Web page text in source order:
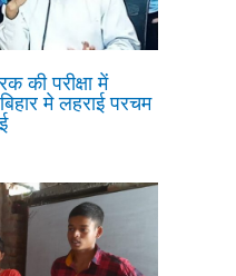
की परीक्षा में
मे लहराई परचम